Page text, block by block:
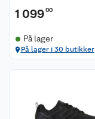
1 09900
På lager
På lager i 30 butikker